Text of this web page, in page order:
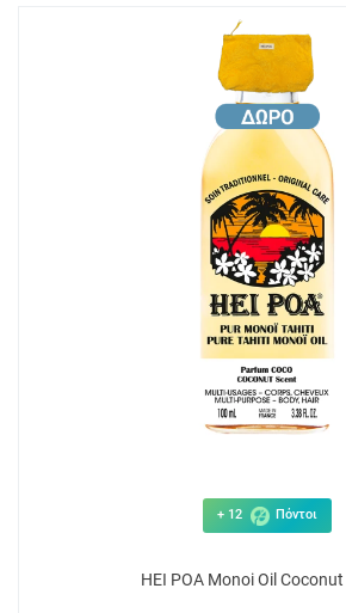
+ 12 Πόντοι
HEI POA Monoi Oil